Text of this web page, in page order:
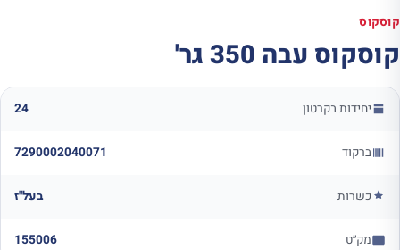
קוסקוס
קוסקוס עבה 350 גר'
יחידות בקרטון 24
ברקוד 7290002040071
כשרות בעל"ז
מק״ט 155006